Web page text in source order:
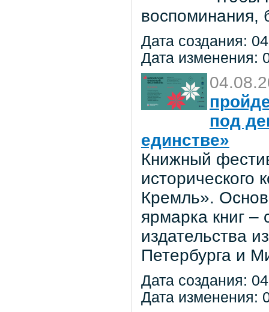
воспоминания,
Дата создания:
Дата изменения:
под
единстве»
Книжный
исторического
Кремль».
ярмарка книг –
издательства
Петербурга и
Дата создания:
Дата изменения: